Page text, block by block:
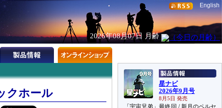
English
2026年08月07日 月齢
クホール
星ナビ
2026年9月号
8月5日 発売
「宇宙兄弟」最終回 / 新月のペルセ